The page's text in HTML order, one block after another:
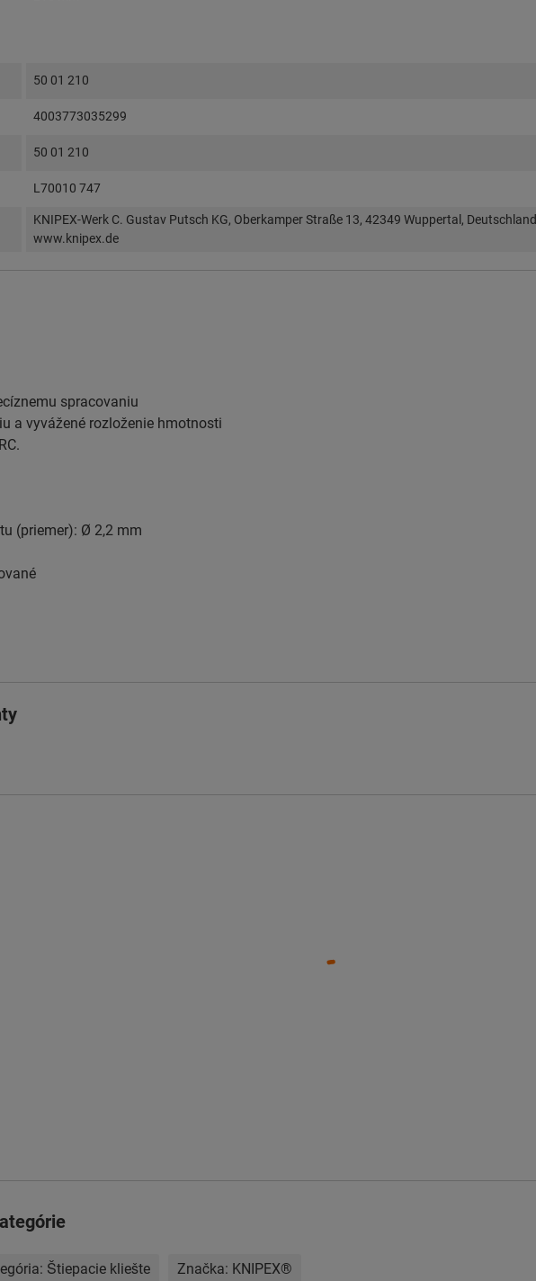
50 01 210
4003773035299
50 01 210
L70010 747
KNIPEX-Werk C. Gustav Putsch KG, Oberkamper Straße 13, 42349 Wuppertal,
www.knipex.de
spracovaniu
a vyvážené rozloženie hmotnosti
(priemer): Ø 2,2 mm
Štiepacie kliešte Značka: KNIPEX®